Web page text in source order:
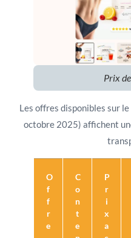
Prix
Les offres disponibles sur
octobre 2025) affichent
O
f
f
r
e
C
o
n
t
e
P
r
i
x
a